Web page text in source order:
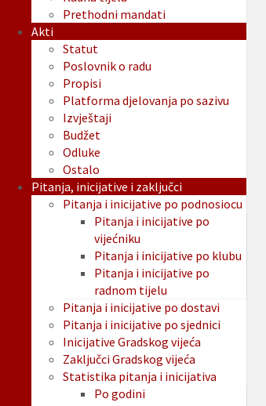
Prethodni mandati
Akti
Statut
Poslovnik o radu
Propisi
Platforma djelovanja po sazivu
Izvještaji
Budžet
Odluke
Ostalo
Pitanja, inicijative i zaključci
Pitanja i inicijative po podnosiocu
Pitanja i inicijative po
vijećniku
Pitanja i inicijative po klubu
Pitanja i inicijative po
radnom tijelu
Pitanja i inicijative po dostavi
Pitanja i inicijative po sjednici
Inicijative Gradskog vijeća
Zaključci Gradskog vijeća
Statistika pitanja i inicijativa
Po godini